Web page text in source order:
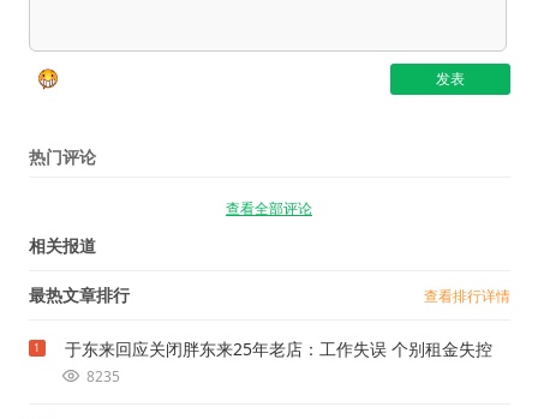
热门评论
查看全部评论
相关报道
最热文章排行 查看排行详情
1 于东来回应关闭胖东来25年老店：工作失误 个别租金失控
8235